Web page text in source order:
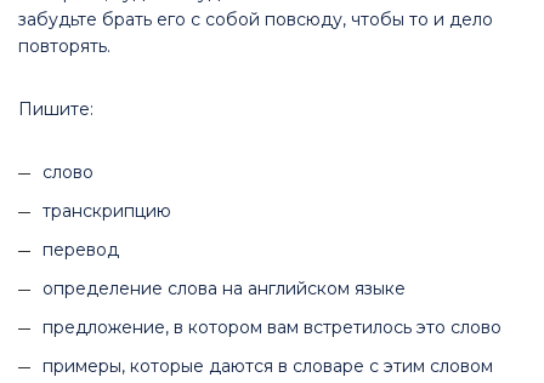
забудьте брать его с собой повсюду, чтобы то и дело
повторять.
Пишите:
слово
транскрипцию
перевод
определение слова на английском языке
предложение, в котором вам встретилось это слово
примеры, которые даются в словаре с этим словом